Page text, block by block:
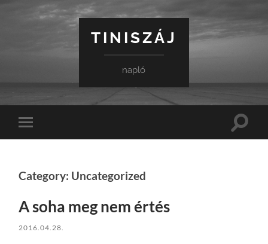
TINISZÁJ
napló
Toggle
mobile
Toggle
Category: Uncategorized
A soha meg nem értés
2016.04.28.